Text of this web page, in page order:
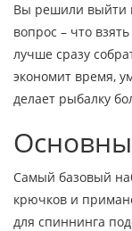
Вы решили выйти
вопрос – что
лучше сразу
экономит время,
делает рыбалку
Самый базовый
крючков и
для спиннинга